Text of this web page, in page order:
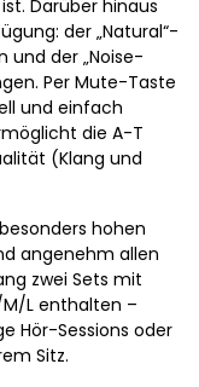
Darüber hinaus
der „Natural“-
und der „Noise-
Per Mute-Taste
und einfach
die A-T
(Klang und
hohen
angenehm allen
zwei Sets mit
L enthalten –
Hör-Sessions oder
Sitz.